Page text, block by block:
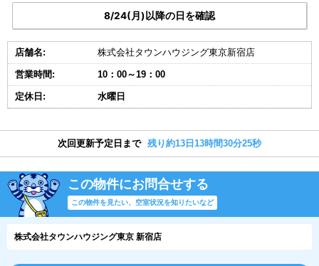
8/24(月)以降の日を確認
店舗名: 株式会社タウンハウジング東京新宿店
営業時間: 10：00～19：00
定休日: 水曜日
次回更新予定日まで 残り約13日13時間30分24秒
この物件にお問合せする
この物件を見たい、空室状況を知りたいなど
株式会社タウンハウジング東京 新宿店